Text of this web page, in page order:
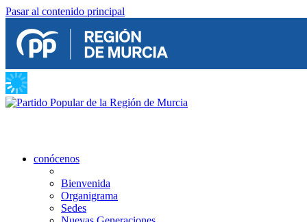
Pasar al contenido principal
conócenos
Bienvenida
Organigrama
Sedes